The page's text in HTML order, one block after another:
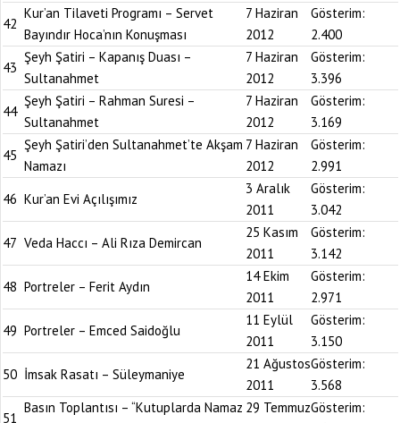
42
Kur’an Tilaveti Programı – Servet
Bayındır Hoca’nın Konuşması
7 Haziran
2012
Gösterim:
2.400
43
Şeyh Şatiri – Kapanış Duası –
Sultanahmet
7 Haziran
2012
Gösterim:
3.396
44
Şeyh Şatiri – Rahman Suresi –
Sultanahmet
7 Haziran
2012
Gösterim:
3.169
45
Şeyh Şatiri’den Sultanahmet’te Akşam
Namazı
7 Haziran
2012
Gösterim:
2.991
46 Kur’an Evi Açılışımız
3 Aralık
2011
Gösterim:
3.042
47 Veda Haccı – Ali Rıza Demircan
25 Kasım
2011
Gösterim:
3.142
48 Portreler – Ferit Aydın
14 Ekim
2011
Gösterim:
2.971
49 Portreler – Emced Saidoğlu
11 Eylül
2011
Gösterim:
3.150
50 İmsak Rasatı – Süleymaniye
21 Ağustos
2011
Gösterim:
3.568
51
Basın Toplantısı – “Kutuplarda Namaz 29 TemmuzGösterim: